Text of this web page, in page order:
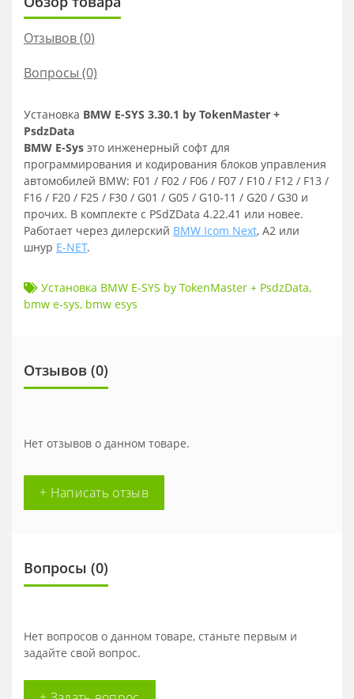
Отзывов (0)
Вопросы (0)
Установка BMW E-SYS 3.30.1 by TokenMaster +
PsdzData
BMW E-Sys это инженерный софт для
программирования и кодирования блоков управления
автомобилей BMW: F01 / F02 / F06 / F07 / F10 / F12 / F13 /
F16 / F20 / F25 / F30 / G01 / G05 / G10-11 / G20 / G30 и
прочих. В комплекте с PSdZData 4.22.41 или новее.
Работает через дилерский BMW Icom Next, A2 или
шнур E-NET.
Установка BMW E-SYS by TokenMaster + PsdzData,
bmw e-sys, bmw esys
Отзывов (0)
Нет отзывов о данном товаре.
+ Написать отзыв
Вопросы (0)
Нет вопросов о данном товаре, станьте первым и
задайте свой вопрос.